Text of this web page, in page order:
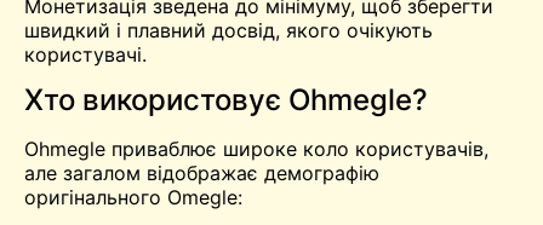
Монетизація зведена до мінімуму, щоб зберегти
швидкий і плавний досвід, якого очікують
користувачі.
Хто використовує Ohmegle?
Ohmegle приваблює широке коло користувачів,
але загалом відображає демографію
оригінального Omegle: